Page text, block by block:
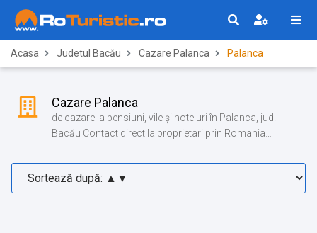
Acasa Judetul Bacău Cazare Palanca Palanca
Cazare Palanca
de cazare la pensiuni, vile și hoteluri în Palanca, jud.
Bacău Contact direct la proprietari prin Romania